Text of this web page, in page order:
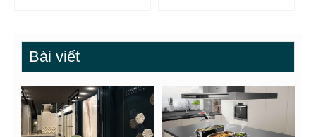
Bài viết